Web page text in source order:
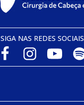
SIGA NAS REDES SOCIAIS